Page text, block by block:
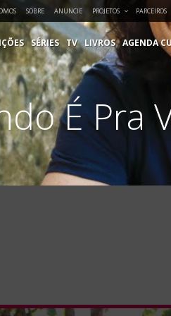
SOBRE ANUNCIE PROJETOS PARCEIROS
SÉRIES TV LIVROS AGENDA
É Pra